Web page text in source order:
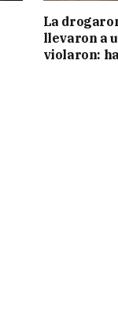
La
llevaron a
violaron: